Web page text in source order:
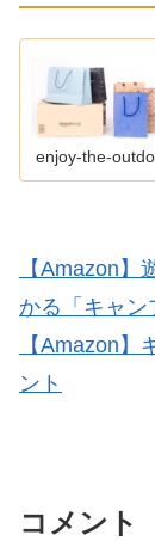
enjoy-the-
【Amazon
かる「キャン
【Amazon
ント
コメント